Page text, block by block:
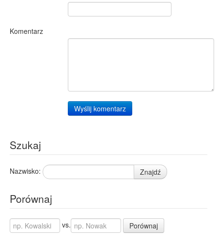
Komentarz
Wyślij komentarz
Szukaj
Nazwisko: Znajdź
Porównaj
vs. Porównaj